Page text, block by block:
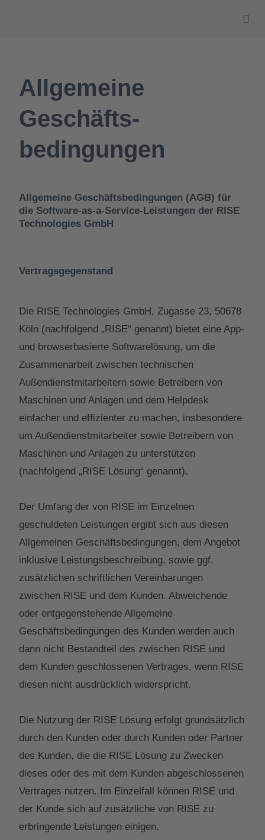
Allgemeine
Geschäfts-
bedingungen
Allgemeine Geschäftsbedingungen (AGB) für
die Software-as-a-Service-Leistungen der RISE
Technologies GmbH
Vertragsgegenstand
Die RISE Technologies GmbH, Zugasse 23, 50678
Köln (nachfolgend „RISE“ genannt) bietet eine App-
und browserbasierte Softwarelösung, um die
Zusammenarbeit zwischen technischen
Außendienstmitarbeitern sowie Betreibern von
Maschinen und Anlagen und dem Helpdesk
einfacher und effizienter zu machen, insbesondere
um Außendienstmitarbeiter sowie Betreibern von
Maschinen und Anlagen zu unterstützen
(nachfolgend „RISE Lösung“ genannt).
Der Umfang der von RISE im Einzelnen
geschuldeten Leistungen ergibt sich aus diesen
Allgemeinen Geschäftsbedingungen, dem Angebot
inklusive Leistungsbeschreibung, sowie ggf.
zusätzlichen schriftlichen Vereinbarungen
zwischen RISE und dem Kunden. Abweichende
oder entgegenstehende Allgemeine
Geschäftsbedingungen des Kunden werden auch
dann nicht Bestandteil des zwischen RISE und
dem Kunden geschlossenen Vertrages, wenn RISE
diesen nicht ausdrücklich widerspricht.
Die Nutzung der RISE Lösung erfolgt grundsätzlich
durch den Kunden oder durch Kunden oder Partner
des Kunden, die die RISE Lösung zu Zwecken
dieses oder des mit dem Kunden abgeschlossenen
Vertrages nutzen. Im Einzelfall können RISE und
der Kunde sich auf zusätzliche von RISE zu
erbringende Leistungen einigen.